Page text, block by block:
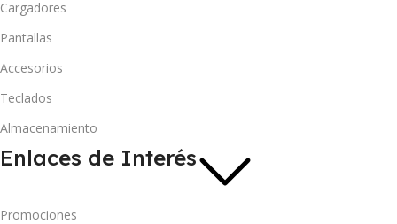
Cargadores
Pantallas
Accesorios
Teclados
Almacenamiento
Enlaces de Interés
Promociones